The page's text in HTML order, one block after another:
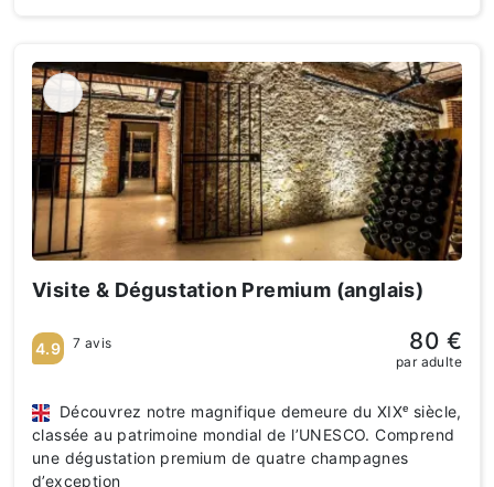
Visite & Dégustation Premium (anglais)
Découvrez notre magnifique demeure du XIXᵉ siècle,
classée au patrimoine mondial de l’UNESCO. Comprend
une dégustation premium de quatre champagnes
d’exception
4.9 7 avis 80 €
par adulte